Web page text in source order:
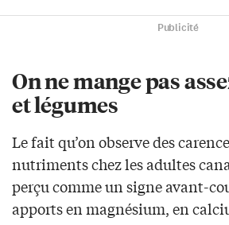
Publicité
On ne mange pas
et légumes
Le fait qu’on observe des
nutriments chez les adultes
perçu comme un signe avant-
apports en magnésium, en